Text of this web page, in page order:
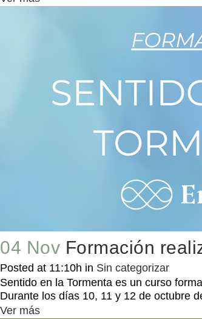
04 Nov Formación
Posted at 11:10h in Sin categorizar
Sentido en la Tormenta es un curso
Durante los días 10, 11 y 12 de octubre
Ver más